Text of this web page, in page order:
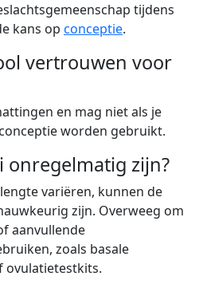
tijdens
kans op conceptie.
vertrouwen voor
en mag niet als je
worden gebruikt.
onregelmatig zijn?
variëren, kunnen de
zijn. Overweeg om
aanvullende
zoals basale
ovulatietestkits.